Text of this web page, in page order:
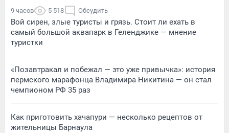
9 часов 5 518 Обсудить
Вой сирен, злые туристы и грязь. Стоит ли ехать в
самый большой аквапарк в Геленджике — мнение
туристки
«Позавтракал и побежал — это уже привычка»: история
пермского марафонца Владимира Никитина — он стал
чемпионом РФ 35 раз
Как приготовить хачапури — несколько рецептов от
жительницы Барнаула